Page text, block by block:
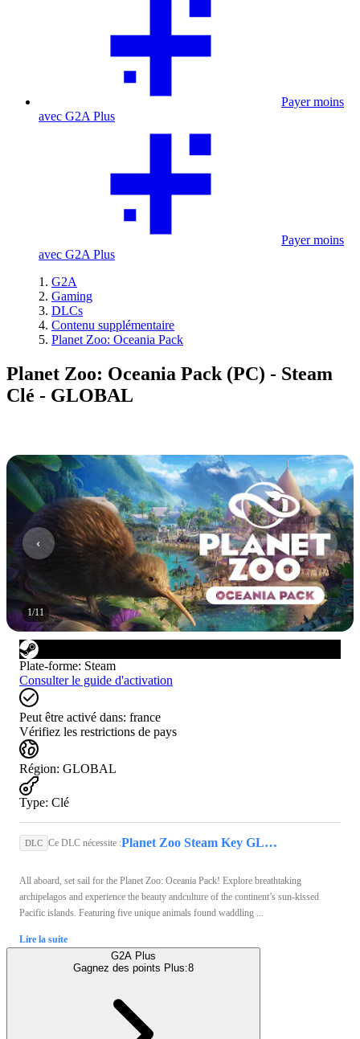
Payer moins
avec G2A Plus
Payer moins
avec G2A Plus
G2A
Gaming
DLCs
Contenu supplémentaire
Planet Zoo: Oceania Pack
Planet Zoo: Oceania Pack (PC) - Steam
Clé - GLOBAL
1/11
Plate-forme: Steam
Consulter le guide d'activation
Peut être activé dans: france
Vérifiez les restrictions de pays
Région: GLOBAL
Type: Clé
DLC Ce DLC nécessite : Planet Zoo Steam Key GLOBAL
All aboard, set sail for the Planet Zoo: Oceania Pack! Explore breathtaking
archipelagos and experience the beauty andculture of the continent’s sun-kissed
Pacific islands. Featuring five unique animals found waddling ...
Lire la suite
G2A Plus
Gagnez des points Plus:8